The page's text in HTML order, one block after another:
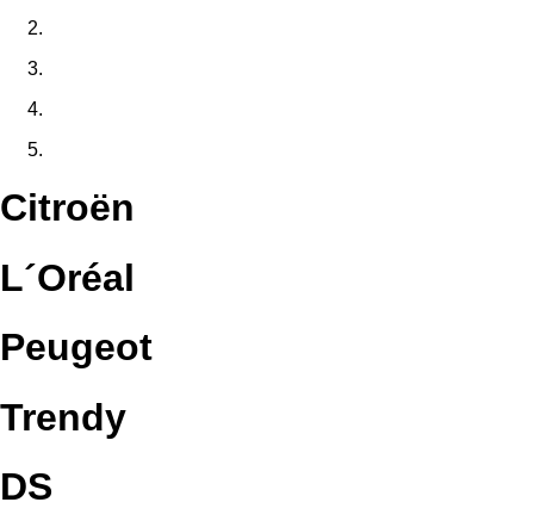
Citroën
L´Oréal
Peugeot
Trendy
DS